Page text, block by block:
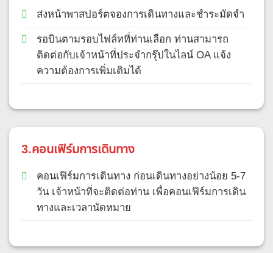
ส่งหน้าพาสปอร์ตจองการเดินทางและชำระมัดจำ
รอบินตามรอบไฟล์ทที่ท่านเลือก ท่านสามารถ
ติดต่อกับเจ้าหน้าที่ประจำกรุ๊ปในไลน์ OA แจ้ง
ความต้องการเพิ่มเติมได้
3.คอนเฟิร์มการเดินทาง
คอนเฟิร์มการเดินทาง ก่อนเดินทางอย่างน้อย 5-7
วัน เจ้าหน้าที่จะติดต่อท่าน เพื่อคอนเฟิร์มการเดิน
ทางและเวลานัดหมาย